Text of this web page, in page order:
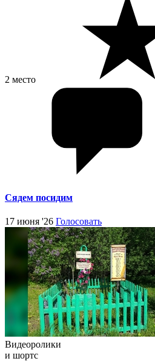
2 место
Сядем посидим
17 июня '26 Голосовать
Видеоролики
и шортс